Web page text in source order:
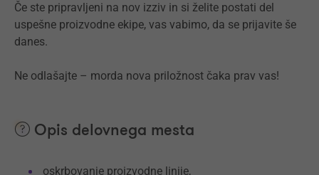
Če ste pripravljeni na nov izziv in si želite postati del
uspešne proizvodne ekipe, vas vabimo, da se prijavite še
danes.
Ne odlašajte – morda nova priložnost čaka prav vas!
Opis delovnega mesta
oskrbovanje proizvodne linije,